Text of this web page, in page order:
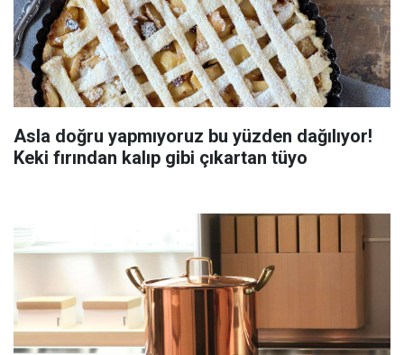
Asla doğru yapmıyoruz bu yüzden dağılıyor!
Keki fırından kalıp gibi çıkartan tüyo